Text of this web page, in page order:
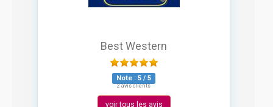
Best Western
Note : 5 / 5
2 avis clients
voir tous les avis